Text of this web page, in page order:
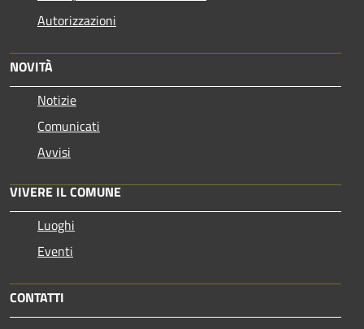
Autorizzazioni
NOVITÀ
Notizie
Comunicati
Avvisi
VIVERE IL COMUNE
Luoghi
Eventi
CONTATTI